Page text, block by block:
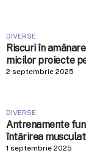
DIVERSE
Riscuri în
micilor proiecte
2 septembrie 2025
DIVERSE
Antrenamente
întărirea
1 septembrie 2025